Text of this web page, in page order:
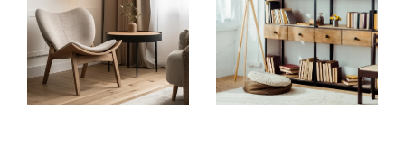
L'agence vous propose de découvrir
soncatalogue de biens immobiliers à
Oullins, Saint-Genis-Laval
et aux environs.
Sur ce site, vous aurez accès à nos offres